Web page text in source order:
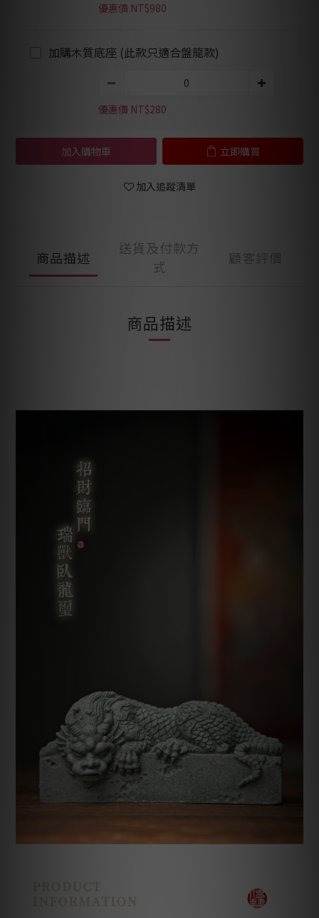
優惠價 NT$980
加購木質底座 (此款只適合盤龍款)
優惠價 NT$280
加入購物車 立即購買
加入追蹤清單
商品描述
送貨及付款方
式
顧客評價
商品描述